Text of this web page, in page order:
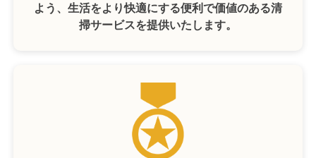
よう、生活をより快適にする便利で価値のある清
掃サービスを提供いたします。